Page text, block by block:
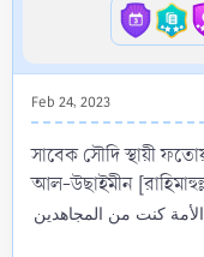
Feb 24, 2023
সাবেক সৌদি স্থায়ী
আল-উছাইমীন
كنت من المجاهدين